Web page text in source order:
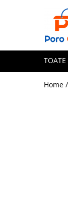
Toate
TOATE
Home /